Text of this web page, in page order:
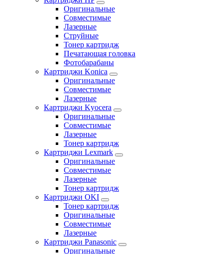
Оригинальные
Совместимые
Лазерные
Струйные
Тонер картридж
Печатающая головка
Фотобарабаны
Картриджи Konica
Оригинальные
Совместимые
Лазерные
Картриджи Kyocera
Оригинальные
Совместимые
Лазерные
Тонер картридж
Картриджи Lexmark
Оригинальные
Совместимые
Лазерные
Тонер картридж
Картриджи OKI
Тонер картридж
Оригинальные
Совместимые
Лазерные
Картриджи Panasonic
Оригинальные